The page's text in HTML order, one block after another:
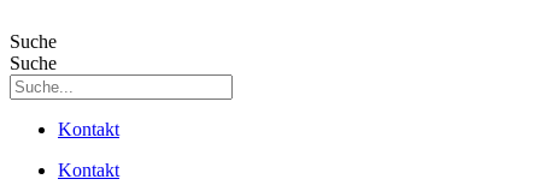
Suche
Suche
Kontakt
Kontakt